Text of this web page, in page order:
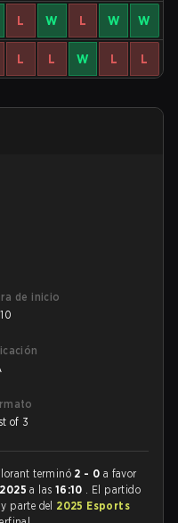
L W L W W
L L W L L
de inicio
of 3
terminó 2 - 0 a favor
2025a las 16:10 . El partido
y parte del 2025 Esports